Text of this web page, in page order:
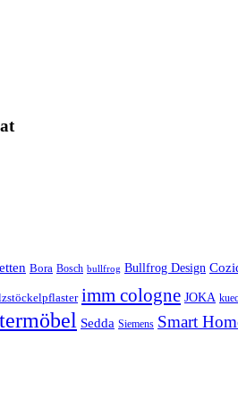
Bora Bosch bullfrog Bullfrog Design
imm cologne JOKA
Sedda Siemens Smart